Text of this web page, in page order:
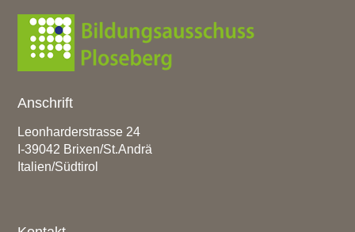
Anschrift
Leonharderstrasse 24
I-39042 Brixen/St.Andrä
Italien/Südtirol